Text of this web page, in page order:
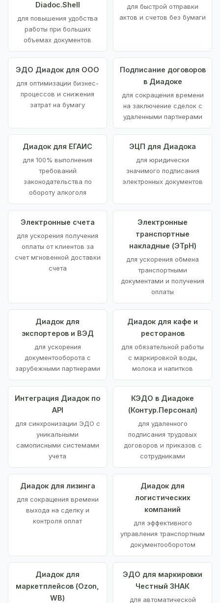
Diadoc.Shell
для повышения удобства
работы при больших
объемах документов
для быстрой отправки
актов и счетов без бумаги
ЭДО Диадок для ООО
для оптимизации бизнес-
процессов и снижения
затрат на бумагу
Подписание договоров
в Диадоке
для сокращения времени
на заключение сделок с
удаленными партнерами
Диадок для ЕГАИС
для 100% выполнения
требований
законодательства по
обороту алкоголя
ЭЦП для Диадока
для юридически
значимого подписания
электронных документов
Электронные счета
для ускорения получения
оплаты от клиентов за
счет мгновенной доставки
счета
Электронные
транспортные
накладные (ЭТрН)
для ускорения обмена
транспортными
документами и получения
оплаты
Диадок для
экспортеров и ВЭД
для ускорения
документооборота с
зарубежными партнерами
Диадок для кафе и
ресторанов
для обязательной работы
с маркировкой воды,
молока и напитков
Интеграция Диадок по
API
для синхронизации ЭДО с
уникальными
самописными системами
учета
КЭДО в Диадоке
(Контур.Персонал)
для удаленного
подписания трудовых
договоров и приказов с
сотрудниками
Диадок для лизинга
для сокращения времени
выхода на сделку и
контроля оплат
Диадок для
логистических
компаний
для эффективного
управления транспортным
документооборотом
Диадок для
маркетплейсов (Ozon,
WB)
ЭДО для маркировки
Честный ЗНАК
для автоматической